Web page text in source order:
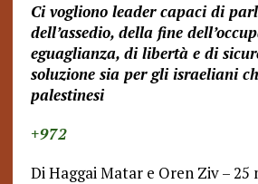
Ci vogliono leader capaci di
dell’assedio, della fine
eguaglianza, di libertà e di
soluzione sia per gli israeliani
palestinesi
+972
Di Haggai Matar e Oren Ziv – 25